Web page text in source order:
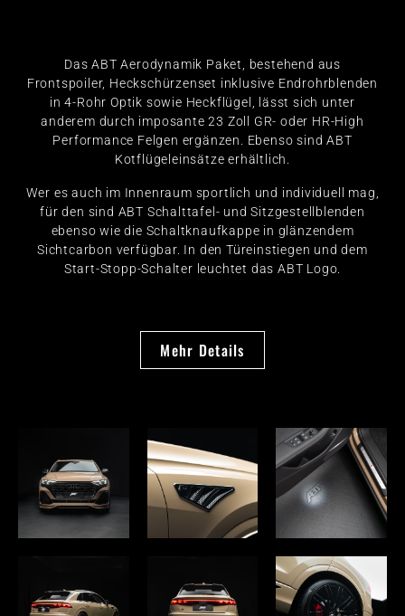
Das ABT Aerodynamik Paket, bestehend aus
Frontspoiler, Heckschürzenset inklusive Endrohrblenden
in 4-Rohr Optik sowie Heckflügel, lässt sich unter
anderem durch imposante 23 Zoll GR- oder HR-High
Performance Felgen ergänzen. Ebenso sind ABT
Kotflügeleinsätze erhältlich.
Wer es auch im Innenraum sportlich und individuell mag,
für den sind ABT Schalttafel- und Sitzgestellblenden
ebenso wie die Schaltknaufkappe in glänzendem
Sichtcarbon verfügbar. In den Türeinstiegen und dem
Start-Stopp-Schalter leuchtet das ABT Logo.
Mehr Details